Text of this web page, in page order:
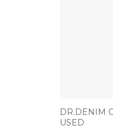
DR.DENIM
USED